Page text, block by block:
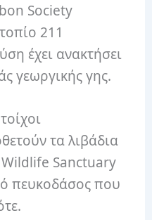
Society
211
έχει ανακτήσει
γεωργικής γης.
τα λιβάδια
Sanctuary
πευκοδάσος που